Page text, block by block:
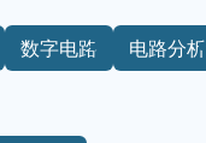
数字电路 电路分析